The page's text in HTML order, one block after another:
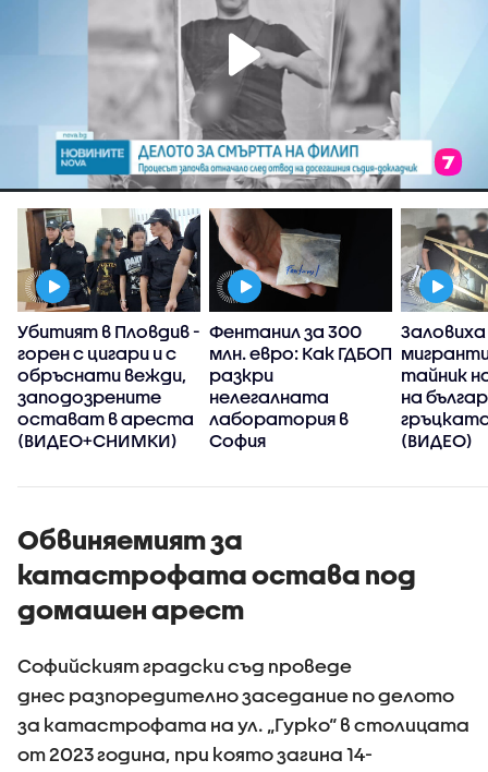
Убитият в Пловдив -
горен с цигари и с
обръснати вежди,
заподозрените
остават в ареста
(ВИДЕО+СНИМКИ)
Фентанил за 300
млн. евро: Как ГДБОП
разкри
нелегалната
лаборатория в
София
Заловиха
тайник
на
(ВИДЕО)
Обвиняемият за
катастрофата остава под
домашен арест
Софийският градски съд проведе
днес разпоредително заседание по делото
за катастрофата на ул. „Гурко“ в столицата
от 2023 година, при която загина 14-